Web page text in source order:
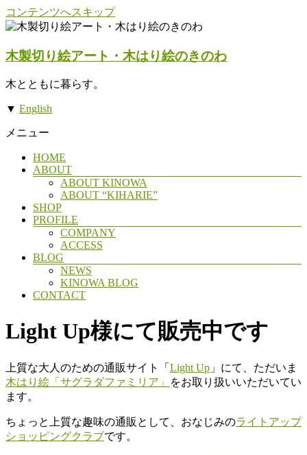
コンテンツへスキップ
木製切り絵アート・木はり絵のきのわ
木とともに暮らす。
▼ English
メニュー
HOME
ABOUT
ABOUT KINOWA
ABOUT “KIHARIE”
SHOP
PROFILE
COMPANY
ACCESS
BLOG
NEWS
KINOWA BLOG
CONTACT
Light Up様にて販売中です
上質な大人のための通販サイト「 Light Up 」にて、ただいま
木はり絵「サグラダファミリア」
をお取り扱いいただいてい
ます。
ちょっと上質な趣味の通販として、おなじみのライトアップ
ショッピングクラブです。